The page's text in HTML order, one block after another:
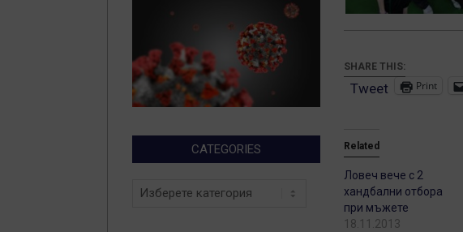
SHARE THIS:
Tweet Print
Related
Ловеч вече с 2
хандбални отбора
при мъжете
18.11.2013
CATEGORIES
Categories